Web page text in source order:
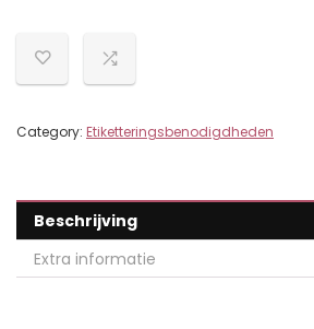
Category: Etiketteringsbenodigdheden
Beschrijving
Extra informatie